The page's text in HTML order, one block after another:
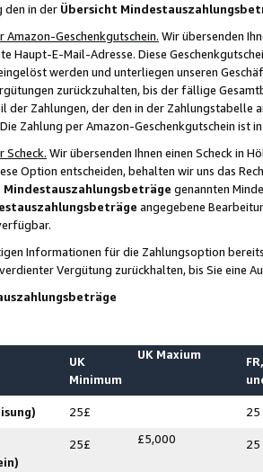
den in der Übersicht
Amazon-Geschenkgutschein. Wir übersenden
Haupt-E-Mail-Adresse. Diese
werden und unterliegen unseren
zurückzuhalten, bis der fällige
der Zahlungen, der den in der
Zahlung per Amazon-Geschenkgutschein ist
Scheck. Wir übersenden Ihnen einen Scheck in
Option entscheiden, behalten wir uns das
Mindestauszahlungsbeträge genannten
angegebene
Informationen für die Zahlungsoption
Vergütung zurückhalten, bis Sie
UK
Minimum
UK Maxium
25£ 25
25£ £5,000 25